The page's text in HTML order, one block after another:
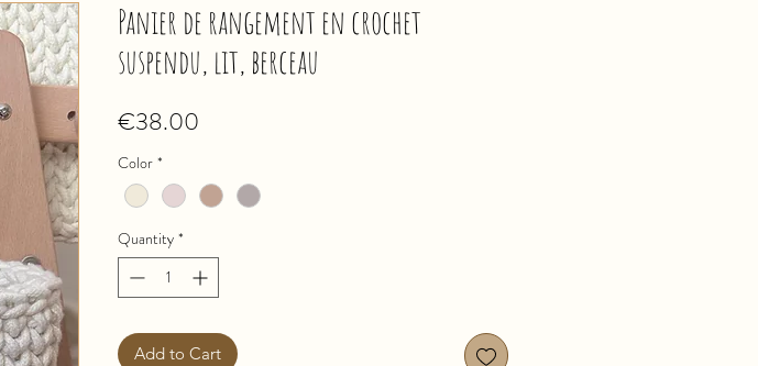
Panier de rangement en crochet
suspendu, lit, berceau
€38.00
Color *
Quantity *
Add to Cart